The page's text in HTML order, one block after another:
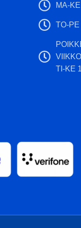
MA-
TO-PE
TI-KE